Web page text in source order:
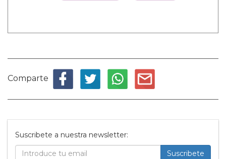
Comparte
Suscribete a nuestra newsletter:
Suscribete